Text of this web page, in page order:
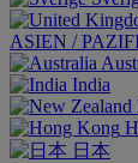
ASIEN /
India
日本